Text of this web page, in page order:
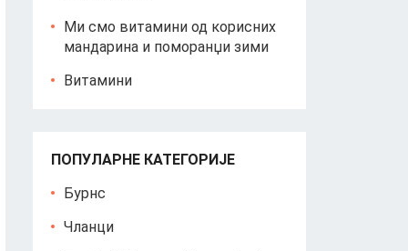
Ми смо витамини од корисних
мандарина и поморанџи зими
Витамини
ПОПУЛАРНЕ КАТЕГОРИЈЕ
Бурнс
Чланци